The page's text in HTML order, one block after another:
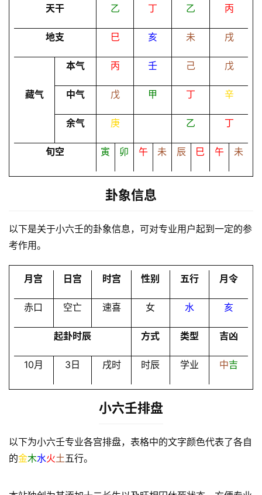
理
I
会
员
登录 注册
天干 乙 丁 乙 丙
地支 巳 亥 未 戌
本气 丙 壬 己 戊
藏气 中气 戊 甲 丁 辛
余气 庚 乙 丁
旬空 寅 卯 午 未 辰 巳 午 未
卦象信息
以下是关于小六壬的卦象信息，可对专业用户起到一定的参
考作用。
月宫 日宫 时宫 性别 五行 月令
赤口 空亡 速喜 女 水 亥
起卦时辰 方式 类型 吉凶
10月 3日 戌时 时辰 学业 中吉
小六壬排盘
以下为小六壬专业各宫排盘，表格中的文字颜色代表了各自
的金木水火土五行。